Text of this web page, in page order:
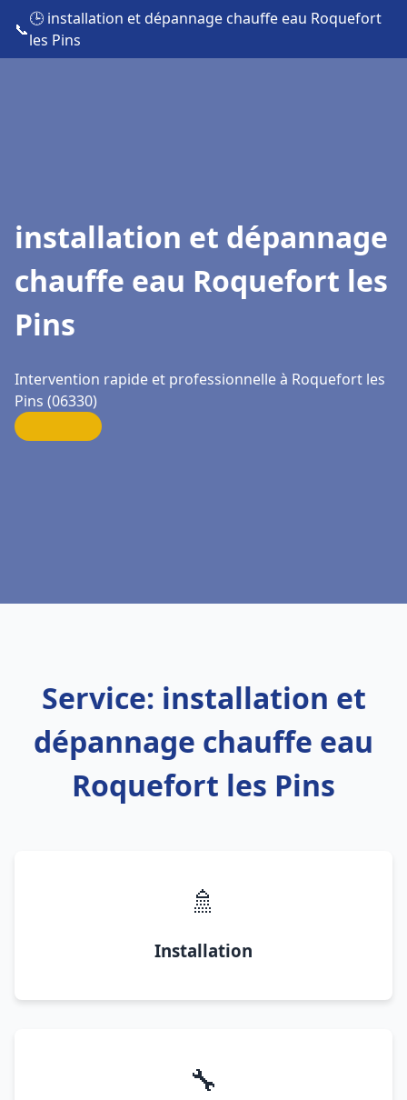
📞
🕒 installation et dépannage chauffe eau Roquefort
les Pins
installation et dépannage
chauffe eau Roquefort les
Pins
Intervention rapide et professionnelle à Roquefort les
Pins (06330)
Service: installation et
dépannage chauffe eau
Roquefort les Pins
🚿
Installation
🔧